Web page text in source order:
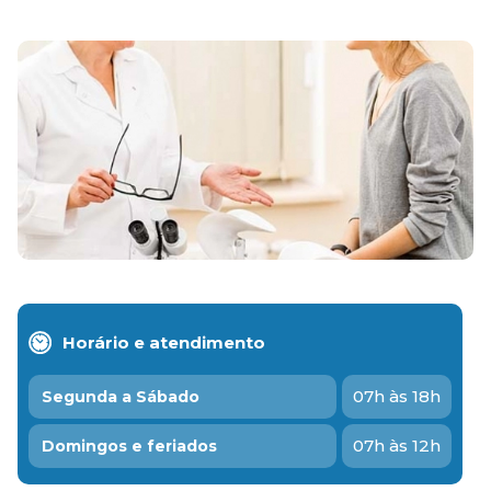
Horário e atendimento
Segunda a Sábado 07h às 18h
Domingos e feriados 07h às 12h